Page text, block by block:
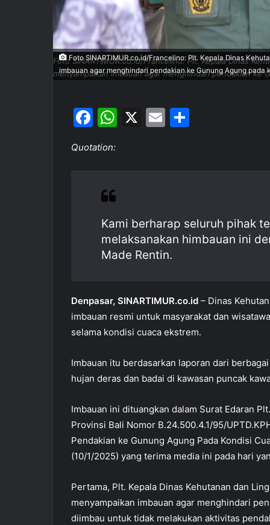
Foto SINARTIMUR.co.id/Francelino: Plt. Kepala Dinas
menyampaikan imbauan agar menghindari pendakian ke
Foto SINARTIMUR.co.id/Francelino: Plt. Kepala Dinas
imbauan agar menghindari pendakian ke Gunung Agung pada
F
c
b
o
o
k
W
p
p
X
E
Quotation:
Kami berharap seluruh pihak
melaksanakan himbauan ini
Made Rentin.
Denpasar, SINARTIMUR.co.id – Dinas
imbauan resmi untuk masyarakat dan
selama kondisi cuaca ekstrem.
Imbauan itu berdasarkan laporan dari
hujan deras dan badai di kawasan puncak
Imbauan ini dituangkan dalam Surat Edaran
Provinsi Bali Nomor B.24.500.4.1/95/
Pendakian ke Gunung Agung Pada Kondisi
(10/1/2025) yang terima media ini pada hari
Pertama, Plt. Kepala Dinas Kehutanan dan
menyampaikan imbauan agar menghindari
diimbau untuk tidak melakukan aktivitas